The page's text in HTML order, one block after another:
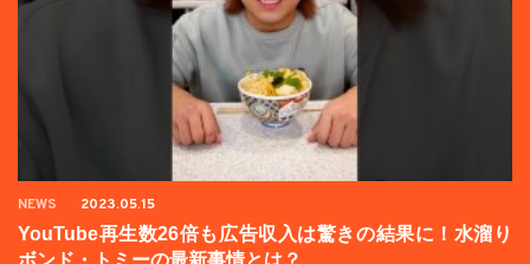
NEWS 2023.05.15
YouTube再生数26倍も広告収入は驚きの結果に！水溜り
ボンド・トミーの最新事情とは？